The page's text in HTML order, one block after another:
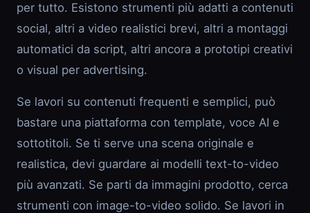
per tutto. Esistono strumenti più adatti a contenuti
social, altri a video realistici brevi, altri a montaggi
automatici da script, altri ancora a prototipi creativi
o visual per advertising.
Se lavori su contenuti frequenti e semplici, può
bastare una piattaforma con template, voce AI e
sottotitoli. Se ti serve una scena originale e
realistica, devi guardare ai modelli text-to-video
più avanzati. Se parti da immagini prodotto, cerca
strumenti con image-to-video solido. Se lavori in